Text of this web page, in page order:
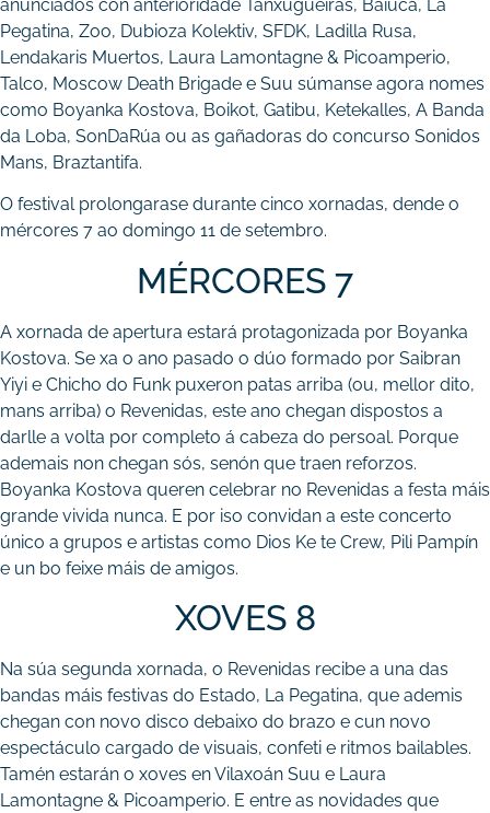
anunciados con anterioridade Tanxugueiras, Baiuca, La
Pegatina, Zoo, Dubioza Kolektiv, SFDK, Ladilla Rusa,
Lendakaris Muertos, Laura Lamontagne & Picoamperio,
Talco, Moscow Death Brigade e Suu súmanse agora nomes
como Boyanka Kostova, Boikot, Gatibu, Ketekalles, A Banda
da Loba, SonDaRúa ou as gañadoras do concurso Sonidos
Mans, Braztantifa.
O festival prolongarase durante cinco xornadas, dende o
mércores 7 ao domingo 11 de setembro.
MÉRCORES 7
A xornada de apertura estará protagonizada por Boyanka
Kostova. Se xa o ano pasado o dúo formado por Saibran
Yiyi e Chicho do Funk puxeron patas arriba (ou, mellor dito,
mans arriba) o Revenidas, este ano chegan dispostos a
darlle a volta por completo á cabeza do persoal. Porque
ademais non chegan sós, senón que traen reforzos.
Boyanka Kostova queren celebrar no Revenidas a festa máis
grande vivida nunca. E por iso convidan a este concerto
único a grupos e artistas como Dios Ke te Crew, Pili Pampín
e un bo feixe máis de amigos.
XOVES 8
Na súa segunda xornada, o Revenidas recibe a una das
bandas máis festivas do Estado, La Pegatina, que ademis
chegan con novo disco debaixo do brazo e cun novo
espectáculo cargado de visuais, confeti e ritmos bailables.
Tamén estarán o xoves en Vilaxoán Suu e Laura
Lamontagne & Picoamperio. E entre as novidades que